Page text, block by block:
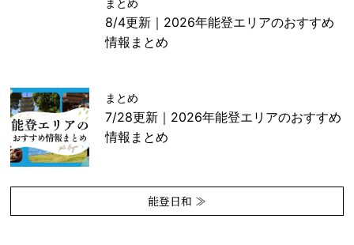
まとめ
8/4更新｜2026年能登エリアのおすすめ
情報まとめ
まとめ
7/28更新｜2026年能登エリアのおすすめ
情報まとめ
能登日和 ≫